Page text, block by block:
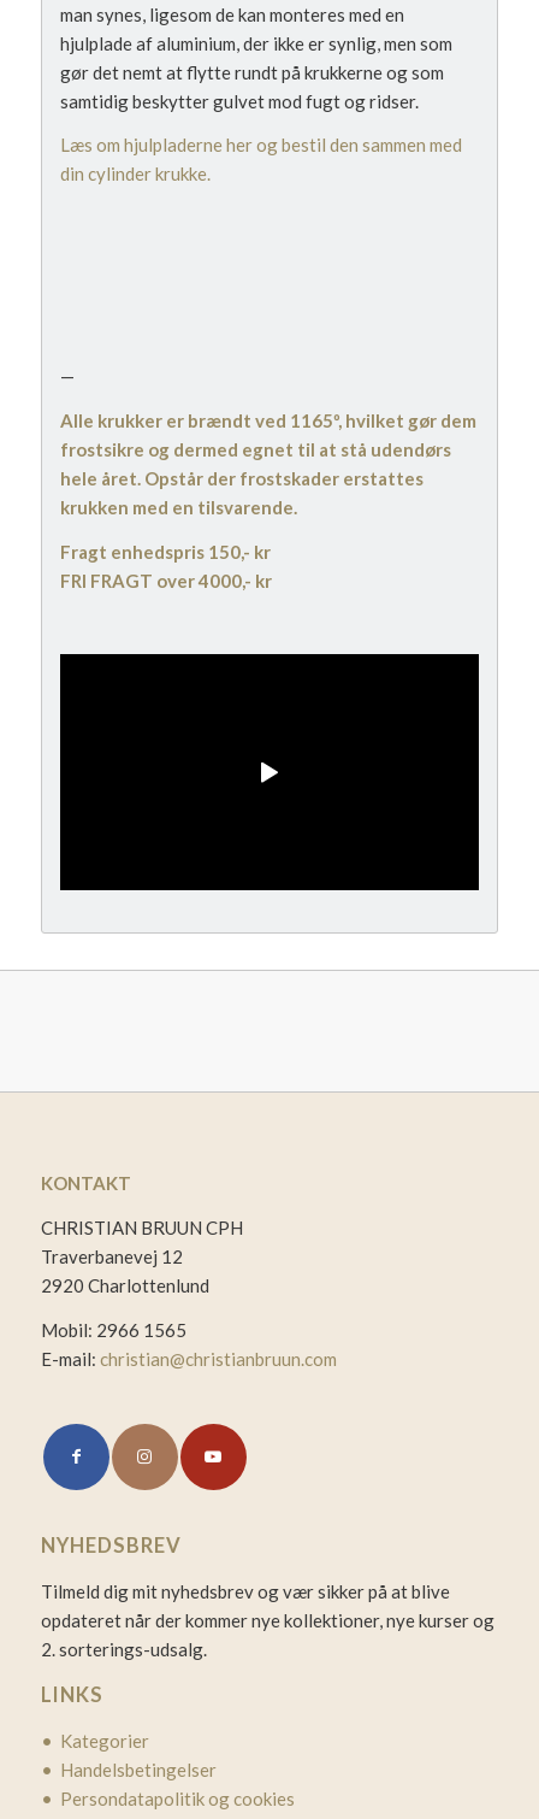
man synes, ligesom de kan monteres med en
hjulplade af aluminium, der ikke er synlig, men som
gør det nemt at flytte rundt på krukkerne og som
samtidig beskytter gulvet mod fugt og ridser.
Læs om hjulpladerne her og bestil den sammen med
din cylinder krukke.
—
Alle krukker er brændt ved 1165º, hvilket gør dem
frostsikre og dermed egnet til at stå udendørs
hele året. Opstår der frostskader erstattes
krukken med en tilsvarende.
Fragt enhedspris 150,- kr
FRI FRAGT over 4000,- kr
KONTAKT
CHRISTIAN BRUUN CPH
Traverbanevej 12
2920 Charlottenlund
Mobil: 2966 1565
E-mail: christian@christianbruun.com
NYHEDSBREV
Tilmeld dig mit nyhedsbrev og vær sikker på at blive
opdateret når der kommer nye kollektioner, nye kurser og
2. sorterings-udsalg.
LINKS
• Kategorier
• Handelsbetingelser
• Persondatapolitik og cookies